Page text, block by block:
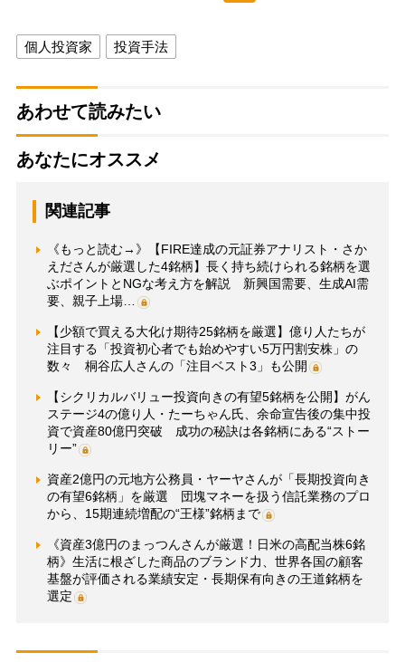
個人投資家 投資手法
あわせて読みたい
あなたにオススメ
関連記事
《もっと読む→》【FIRE達成の元証券アナリスト・さか
えださんが厳選した4銘柄】長く持ち続けられる銘柄を選
ぶポイントとNGな考え方を解説 新興国需要、生成AI需
要、親子上場…
【少額で買える大化け期待25銘柄を厳選】億り人たちが
注目する「投資初心者でも始めやすい5万円割安株」の
数々 桐谷広人さんの「注目ベスト3」も公開
【シクリカルバリュー投資向きの有望5銘柄を公開】がん
ステージ4の億り人・たーちゃん氏、余命宣告後の集中投
資で資産80億円突破 成功の秘訣は各銘柄にある“ストー
リー”
資産2億円の元地方公務員・ヤーヤさんが「長期投資向き
の有望6銘柄」を厳選 団塊マネーを扱う信託業務のプロ
から、15期連続増配の“王様”銘柄まで
《資産3億円のまっつんさんが厳選！日米の高配当株6銘
柄》生活に根ざした商品のブランド力、世界各国の顧客
基盤が評価される業績安定・長期保有向きの王道銘柄を
選定